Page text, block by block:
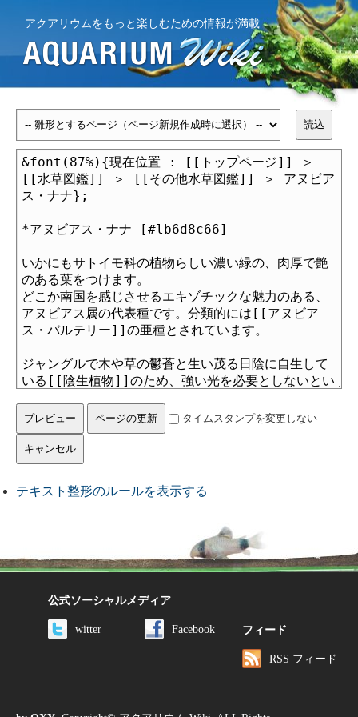
アクアリウムをもっと楽しむための情報が満載
タイムスタンプを変更しない
テキスト整形のルールを表示する
公式ソーシャルメディア
witter Facebook フィード
RSS フィード